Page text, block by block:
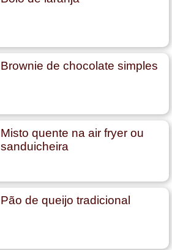
Brownie de chocolate simples
Misto quente na air fryer ou
sanduicheira
Pão de queijo tradicional